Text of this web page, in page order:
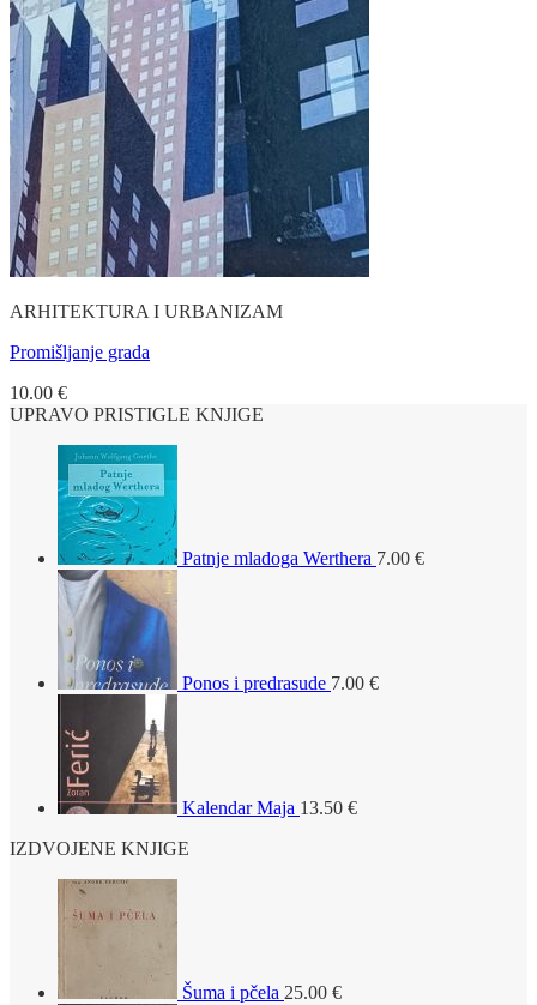
ARHITEKTURA I URBANIZAM
Promišljanje grada
10.00 €
UPRAVO PRISTIGLE KNJIGE
Patnje mladoga Werthera 7.00 €
Ponos i predrasude 7.00 €
Kalendar Maja 13.50 €
IZDVOJENE KNJIGE
Šuma i pčela 25.00 €